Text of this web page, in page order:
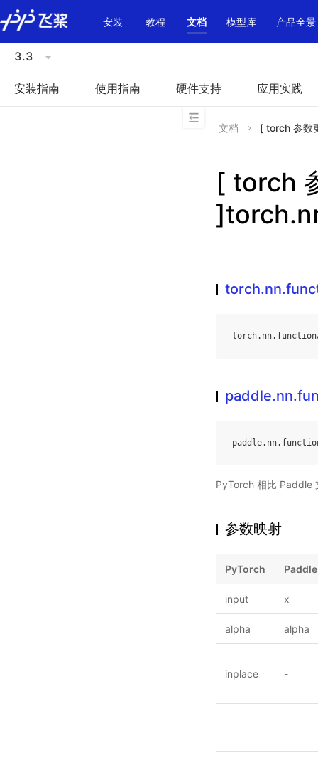
\u200E
安装
教程 文档 模型库 产品全景
3.3
安装指南 使用指南 硬件支持 应用实践
文档 [ torch 参数
[ torch
torch. nn.
paddle. nn.
PyTorch 相比 Paddle
参数映射
PyTorch
input x
alpha alpha
inplace -